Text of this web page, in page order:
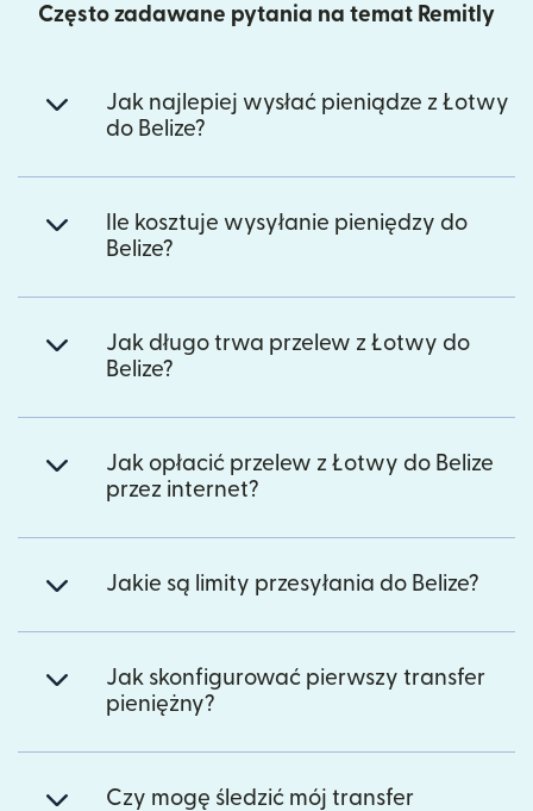
Często zadawane pytania na temat Remitly
Jak najlepiej wysłać pieniądze z Łotwy
do Belize?
Ile kosztuje wysyłanie pieniędzy do
Belize?
Jak długo trwa przelew z Łotwy do
Belize?
Jak opłacić przelew z Łotwy do Belize
przez internet?
Jakie są limity przesyłania do Belize?
Jak skonfigurować pierwszy transfer
pieniężny?
Czy mogę śledzić mój transfer